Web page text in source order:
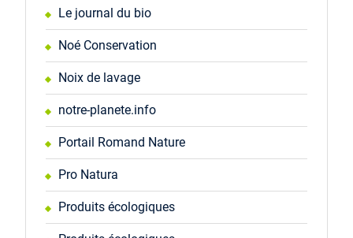
Le journal du bio
Noé Conservation
Noix de lavage
notre-planete.info
Portail Romand Nature
Pro Natura
Produits écologiques